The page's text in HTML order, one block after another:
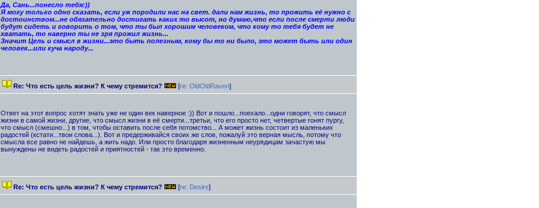
Да, Сань...понесло тебя:))
Я могу только одно сказать, если уж породили нас на свет. дали нам жизнь, то прожить её нужно с
достоинством...не обязательно достигать каких то высот, но думаю,что если после смерти люди
будут сидеть и говорить о том, что ты был хорошим человеком, что кому то тебя будет не
хватать, то наверно ты не зря прожил жизнь...
Значит Цель и смысл в жизни...это быть полезным, кому бы то ни было, это может быть или один
человек...или куча народу...
Re: Что есть цель жизни? К чему стремится? [re: OldOldRaven]
Ответ на этот вопрос хотят знать уже не один век наверное :)) Вот и пошло...поехало...одни говорят, что смысл
жизни в самой жизни, другие, что смысл жизни в её смерти...третьи, что его просто нет, четвертые гонят пургу,
что смысл (смешно...) в том, чтобы оставить после себя потомство... А может жизнь состоит из маленьких
радостей (кстати...твои слова...). Вот и предерживайся своих же слов, пожалуй это верная мысль, потому что
смысла все равно не найдешь, а жить надо. Или просто благодаря жизненным неурядицам зачастую мы
вынуждены не видеть радостей и приятностей - так это временно.
Re: Что есть цель жизни? К чему стремится? [re: Desire]